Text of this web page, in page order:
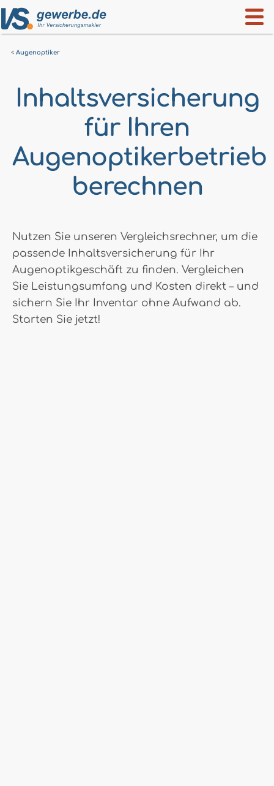
Augenoptiker
Inhaltsversicherung
für Ihren
Augenoptikerbetrieb
berechnen
Nutzen Sie unseren Vergleichsrechner, um die
passende Inhaltsversicherung für Ihr
Augenoptikgeschäft zu finden. Vergleichen
Sie Leistungsumfang und Kosten direkt – und
sichern Sie Ihr Inventar ohne Aufwand ab.
Starten Sie jetzt!